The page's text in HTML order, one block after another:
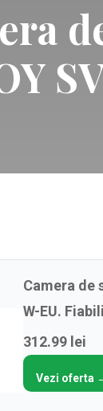
Camera de
W-EU.
312.99 lei
Vezi oferta